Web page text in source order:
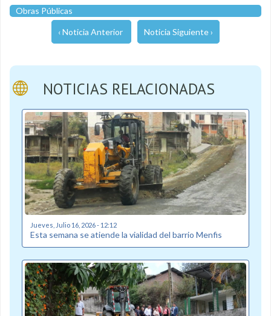
Obras Públicas
‹ Noticia Anterior Noticia Siguiente ›
NOTICIAS RELACIONADAS
Jueves, Julio 16, 2026 - 12:12
Esta semana se atiende la vialidad del barrio Menfis